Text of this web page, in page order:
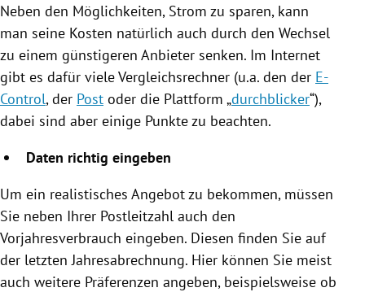
Neben den Möglichkeiten, Strom zu sparen, kann
man seine Kosten natürlich auch durch den Wechsel
zu einem günstigeren Anbieter senken. Im Internet
gibt es dafür viele Vergleichsrechner (u.a. den der E-
Control, der Post oder die Plattform „durchblicker“),
dabei sind aber einige Punkte zu beachten.
Daten richtig eingeben
Um ein realistisches Angebot zu bekommen, müssen
Sie neben Ihrer Postleitzahl auch den
Vorjahresverbrauch eingeben. Diesen finden Sie auf
der letzten Jahresabrechnung. Hier können Sie meist
auch weitere Präferenzen angeben, beispielsweise ob